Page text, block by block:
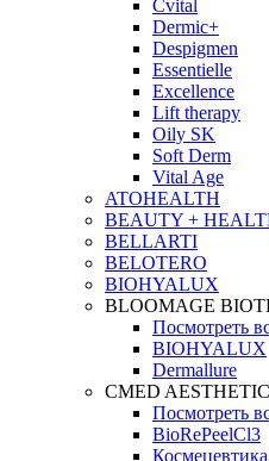
Cvital
Dermic+
Despigmen
Essentielle
Excellence
Lift therapy
Oily SK
Soft Derm
Vital Age
ATOHEALTH
BEAUTY +
BELLARTI
BELOTERO
BIOHYALUX
BLOOMAGE
Посмотреть
BIOHYALUX
Dermallure
CMED
Посмотреть
BioRePeelCl3